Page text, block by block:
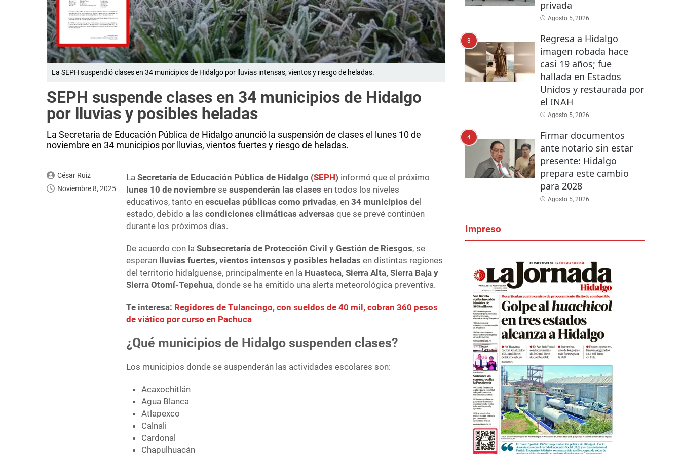
La SEPH suspendió clases en 34 municipios de Hidalgo por lluvias intensas, vientos y riesgo de heladas.
SEPH suspende clases en 34 municipios de Hidalgo
por lluvias y posibles heladas
La Secretaría de Educación Pública de Hidalgo anunció la suspensión de clases el lunes 10 de
noviembre en 34 municipios por lluvias, vientos fuertes y riesgo de heladas.
César Ruiz
Noviembre 8, 2025
LaSecretaría de Educación Pública de Hidalgo (SEPH) informó que el próximo
lunes 10 de noviembre sesuspenderán las clases en todos los niveles
educativos, tanto enescuelas públicas como privadas, en34 municipios del
estado, debido a lascondiciones climáticas adversas que se prevé continúen
durante los próximos días.
De acuerdo con laSubsecretaría de Protección Civil y Gestión de Riesgos, se
esperan
lluvias fuertes, vientos intensos y posibles heladas en distintas regiones
del territorio hidalguense, principalmente en la Huasteca, Sierra Alta, Sierra Baja y
Sierra Otomí-Tepehua, donde se ha emitido una alerta meteorológica preventiva.
Te interesa: Regidores de Tulancingo, con sueldos de 40 mil, cobran 360 pesos
de viático por curso en Pachuca
¿Qué municipios de Hidalgo suspenden clases?
Los municipios donde se suspenderán las actividades escolares son:
Acaxochitlán
Agua Blanca
Atlapexco
Calnali
Cardonal
Chapulhuacán
privada
Agosto 5, 2026
3
Regresa a Hidalgo
imagen robada hace
casi 19 años; fue
hallada en Estados
Unidos y restaurada por
el INAH
Agosto 5, 2026
4
Firmar documentos
ante notario sin estar
presente: Hidalgo
prepara este cambio
para 2028
Agosto 5, 2026
Impreso